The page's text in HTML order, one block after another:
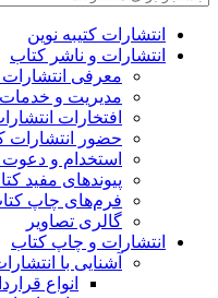
انتشارات کتیبه نوین
انتشارات و ناشر کتاب
معرفی انتشارات
مدیریت و خدمات
افتخارات
حضور انتشارات
استخدام و
پیوندهای مفید
فرم‌های چاپ
گالری تصاویر
انتشارات و چاپ کتاب
آشنایی با
انواع